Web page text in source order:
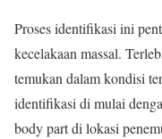
Proses identifikasi ini
kecelakaan massal.
temukan dalam kondisi
identifikasi di mulai
body part di lokasi